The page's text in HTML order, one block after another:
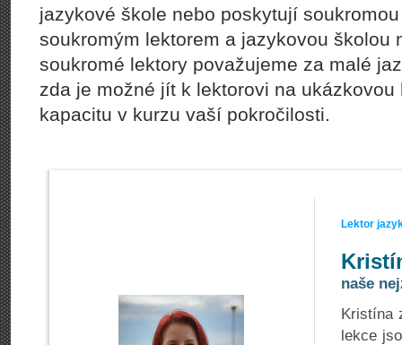
jazykové škole nebo poskytují
soukromým lektorem a jazykovou školou
soukromé lektory považujeme za malé
zda je možné jít k lektorovi na
kapacitu v kurzu vaší pokročilosti.
Lektor
naše
Kristína
lekce